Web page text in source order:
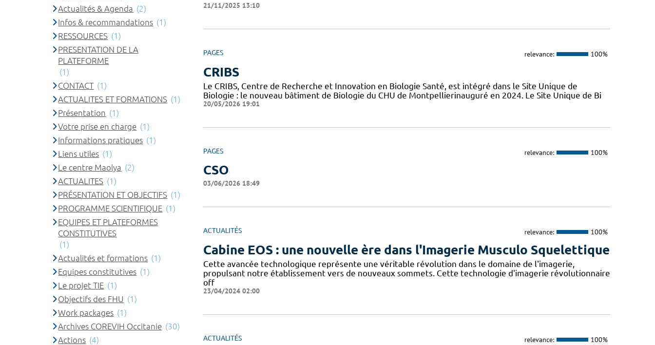
21/11/2025 13:10
PAGES relevance: 100%
CRIBS
Le CRIBS, Centre de Recherche et Innovation en Biologie Santé, est intégré dans le Site Unique de
Biologie : le nouveau bâtiment de Biologie du CHU de Montpellierinauguré en 2024. Le Site Unique de Bi
20/05/2026 19:01
PAGES relevance: 100%
CSO
03/06/2026 18:49
ACTUALITÉS relevance: 100%
Cabine EOS : une nouvelle ère dans l'Imagerie Musculo Squelettique
Cette avancée technologique représente une véritable révolution dans le domaine de l'imagerie,
propulsant notre établissement vers de nouveaux sommets. Cette technologie d'imagerie révolutionnaire
off
23/04/2024 02:00
ACTUALITÉS relevance: 100%
Actualités & Agenda (2)
Infos & recommandations (1)
RESSOURCES (1)
PRESENTATION DE LA
PLATEFORME
(1)
CONTACT (1)
ACTUALITES ET FORMATIONS (1)
Présentation (1)
Votre prise en charge (1)
Informations pratiques (1)
Liens utiles (1)
Le centre Maolya (2)
ACTUALITES (1)
PRÉSENTATION ET OBJECTIFS (1)
PROGRAMME SCIENTIFIQUE (1)
EQUIPES ET PLATEFORMES
CONSTITUTIVES
(1)
Actualités et formations (1)
Equipes constitutives (1)
Le projet TIE (1)
Objectifs des FHU (1)
Work packages (1)
Archives COREVIH Occitanie (30)
Actions (4)